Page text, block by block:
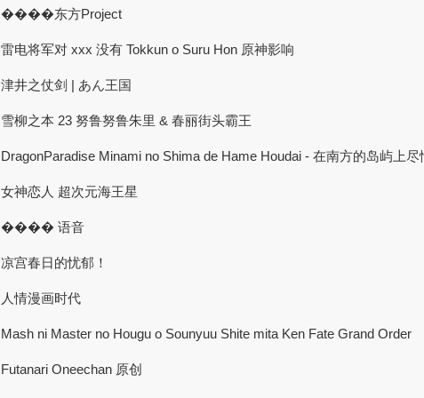
����东方Project
雷电将军对 xxx 没有 Tokkun o Suru Hon 原神影响
津井之仗剑 | あん王国
雪柳之本 23 努鲁努鲁朱里 & 春丽街头霸王
DragonParadise Minami no Shima de Hame Houdai - 在南方的岛屿上尽
女神恋人 超次元海王星
���� 语音
凉宫春日的忧郁！
人情漫画时代
Mash ni Master no Hougu o Sounyuu Shite mita Ken Fate Grand Order
Futanari Oneechan 原创